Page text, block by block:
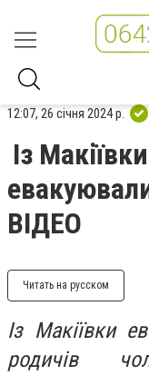
12:07, 26 січня 2024 р.
Із
ВІДЕО
Читать на русском
Із Макіївки
родичів